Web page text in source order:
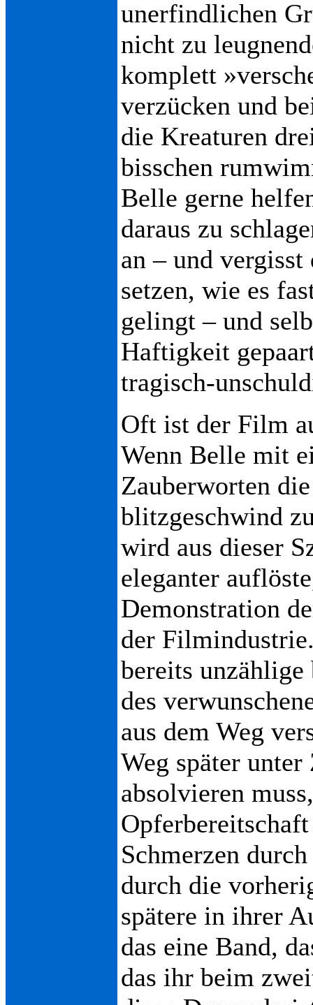
unerfindlichen
nicht zu
komplett
verzücken und
die Kreaturen
bisschen
Belle gerne
daraus zu
an – und
setzen, wie es
gelingt – und
Haftigkeit
tragisch-
Oft ist der Film
Wenn Belle mit
Zauberworten
blitzgeschwind
wird aus dieser
eleganter
Demonstration
der
bereits
des
aus dem Weg
Weg später
absolvieren
Schmerzen
durch die
spätere in ihrer
das eine Band,
das ihr beim